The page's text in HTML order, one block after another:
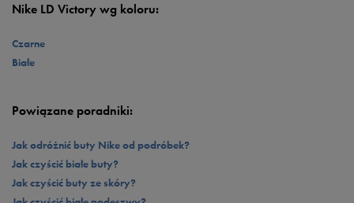
Nike LD Victory wg koloru:
Czarne
Białe
Powiązane poradniki:
Jak odróżnić buty Nike od podróbek?
Jak czyścić białe buty?
Jak czyścić buty ze skóry?